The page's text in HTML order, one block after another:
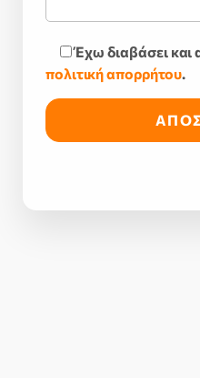
Έχω διαβάσει και
πολιτική απορρήτου.